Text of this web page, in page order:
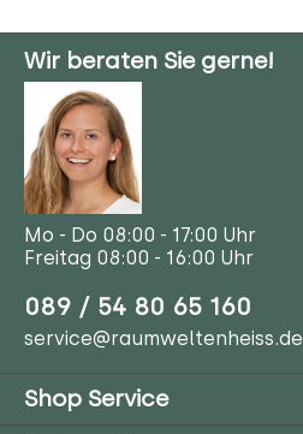
Wir beraten Sie gerne!
Mo - Do 08:00 - 17:00 Uhr
Freitag 08:00 - 16:00 Uhr
089 / 54 80 65 160
service@raumweltenheiss.de
Shop Service